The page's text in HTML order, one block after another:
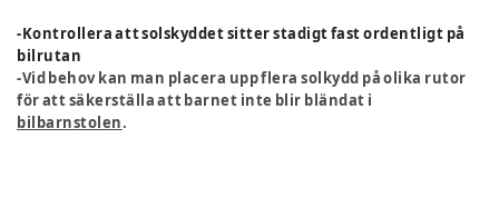
-Kontrollera att solskyddet sitter stadigt fast ordentligt på
bilrutan
-Vid behov kan man placera upp flera solkydd på olika rutor
för att säkerställa att barnet inte blir bländat i
bilbarnstolen.